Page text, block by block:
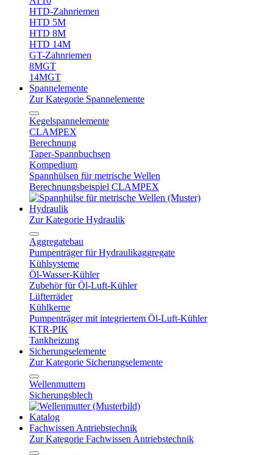
HTD-Zahnriemen
HTD 5M
HTD 8M
HTD 14M
GT-Zahnriemen
8MGT
14MGT
Spannelemente
Zur Kategorie Spannelemente
Kegelspannelemente
CLAMPEX
Berechnung
Taper-Spannbuchsen
Kompedium
Spannhülsen für metrische Wellen
Berechnungsbeispiel CLAMPEX
Hydraulik
Zur Kategorie Hydraulik
Aggregatebau
Pumpenträger für Hydraulikaggregate
Kühlsysteme
Öl-Wasser-Kühler
Zubehör für Öl-Luft-Kühler
Lüfterräder
Kühlkerne
Pumpenträger mit integriertem Öl-Luft-Kühler
KTR-PIK
Tankheizung
Sicherungselemente
Zur Kategorie Sicherungselemente
Wellenmuttern
Sicherungsblech
Katalog
Fachwissen Antriebstechnik
Zur Kategorie Fachwissen Antriebstechnik